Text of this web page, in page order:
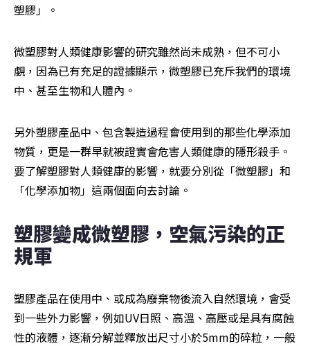
塑膠」。
微塑膠對人類健康影響的研究雖然尚未成熟，但不可小
覷，因為已有充足的證據顯示，微塑膠已充斥我們的環境
中、甚至生物和人體內。
另外塑膠產品中、包含製造過程會使用到的那些化學添加
物質，更是一群早就被證實會危害人類健康的隱形殺手。
要了解塑膠對人類健康的影響，就要分別從「微塑膠」和
「化學添加物」這兩個面向去討論。
塑膠變成微塑膠，空氣污染的正
規軍
塑膠產品在使用中、或成為廢棄物後流入自然環境，會受
到一些外力影響，例如UV日照、高溫、高壓或是具有腐蝕
性的液體，逐漸分解並釋放出尺寸小於5mm的碎粒，一般